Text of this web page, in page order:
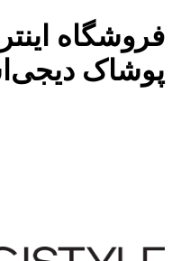
فروشگاه
پوشاک